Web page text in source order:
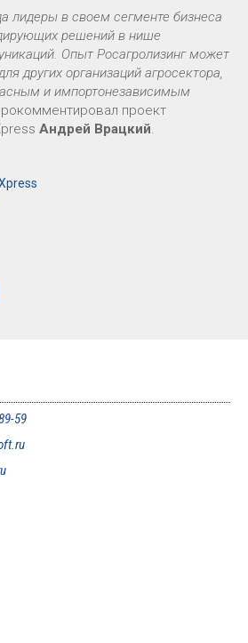
лидеры в своем сегменте бизнеса
решений в нише
Опыт Росагролизинг может
других организаций агросектора,
и импортонезависимым
проект
Андрей Врацкий.
59